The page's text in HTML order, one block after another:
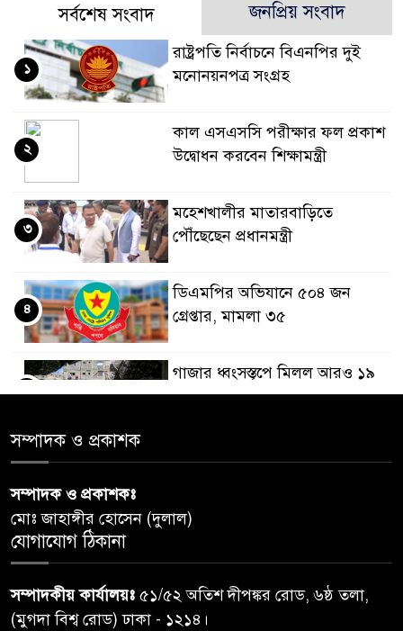
সর্বশেষ সংবাদ জনপ্রিয় সংবাদ
রাষ্ট্রপতি নির্বাচনে বিএনপির দুই
মনোনয়নপত্র সংগ্রহ
১
কাল এসএসসি পরীক্ষার ফল প্রকাশ
উদ্বোধন করবেন শিক্ষামন্ত্রী
২
মহেশখালীর মাতারবাড়িতে
পৌঁছেছেন প্রধানমন্ত্রী
৩
ডিএমপির অভিযানে ৫০৪ জন
গ্রেপ্তার, মামলা ৩৫
৪
গাজার ধ্বংসস্তূপে মিলল আরও ১৯
লাশ, নিখোঁজ ৮ হাজারের বেশি
৬
বগুড়ায় প্রাইভেটকারের ধাক্কায় স্বামী-
৭
কিসের হাসিনা! শুধু আওয়াজ-
সম্পাদক ও প্রকাশক
সম্পাদক ও প্রকাশকঃ
মোঃ জাহাঙ্গীর হোসেন (দুলাল)
যোগাযোগ ঠিকানা
সম্পাদকীয় কার্যালয়ঃ ৫১/৫২ অতিশ দীপঙ্কর রোড, ৬ষ্ঠ তলা,
(মুগদা বিশ্ব রোড) ঢাকা - ১২১৪।